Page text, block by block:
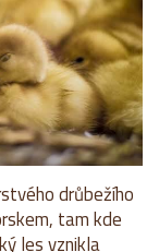
drůbežího
tam kde
les vznikla